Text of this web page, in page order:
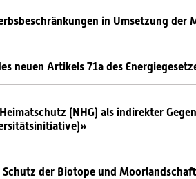
in Umsetzung der
neuen Artikels 71a des
(NHG) als indirekter
der Biotope und